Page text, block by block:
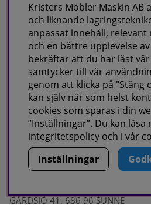
Faktura/Delbetalning
Integritetspolicy
Cookies
Om oss
Om oss
Kontakta oss
KRISTERS MÖBLER MASKIN AB
GÅRDSJÖ 41, 686 96 SUNNE
Kristers Möbler Maskin AB
och liknande
anpassat innehåll,
och en bättre upplevelse
bekräftar att du har läst
samtycker till vår
genom att klicka på "Stäng
kan själv när som helst
cookies som sparas i din
”Inställningar”. Du kan läsa
integritetspolicy och i vår
Inställningar